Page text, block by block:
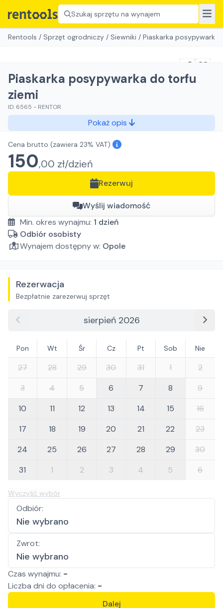
Szukaj sprzętu na wynajem
Rentools / Sprzęt ogrodniczy / Siewniki / Piaskarka
Piaskarka posypywarka do torfu
ziemi
ID: 6565 - RENTOR
Pokaż opis
Cena brutto (zawiera 23% VAT)
150,00 zł/dzień
Rezerwuj
Wyślij wiadomość
Min. okres wynajmu: 1 dzień
Odbiór osobisty
Wynajem dostępny w: Opole
Rezerwacja
Bezpłatnie zarezerwuj sprzęt
sierpień 2026
Pon Wt Śr Cz Pt Sob Nie
27 28 29 30 31 1
2
3
4 5 6 7 8
9
10
11 12 13 14 15
16
17
18 19 20 21 22
23
24
25 26 27 28 29
30
31
1 2 3 4 5 6
Wyczyść wybór
Odbiór:
Nie wybrano
Zwrot:
Nie wybrano
Czas wynajmu: -
Liczba dni do opłacenia: -
Dalej